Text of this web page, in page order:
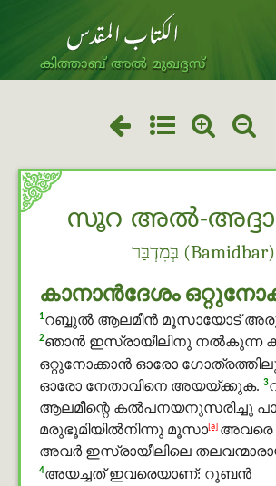
കിത്താബ് അൽ മുഖദ്ദസ്
സൂറ അൽ-
בְּמִדְבַּר (Bamidbar)
കാനാന്‍ദേശം
1റബ്ബുൽ ആലമീൻ മൂസായോട്
2ഞാന്‍ ഇസ്രായീലിനു നല്‍കുന്ന
ഒറ്റുനോക്കാന്‍ ഓരോ
ഓരോ നേതാവിനെ അയയ്ക്കുക. 3
ആലമീന്റെ കല്‍പനയനുസരിച്ചു
മരുഭൂമിയില്‍നിന്നു മൂസാ[a] അവരെ
അവര്‍ ഇസ്രായീലിലെ
4അയച്ചത് ഇവരെയാണ്: റൂബന്‍